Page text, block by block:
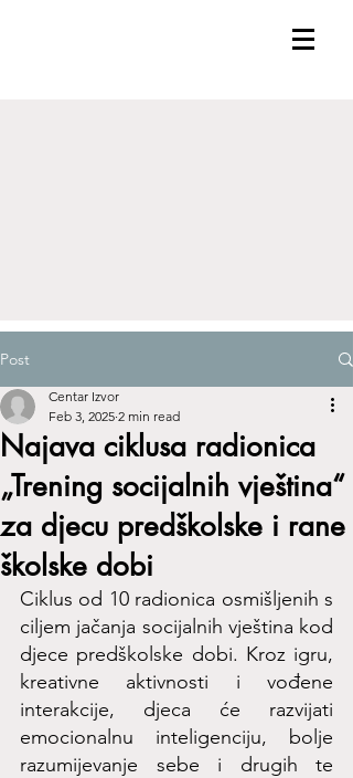
Post
Najava ciklusa radionica
„Trening socijalnih vještina“
za djecu predškolske i rane
školske dobi
Centar Izvor
Feb 3, 2025 2 min read
Ciklus od 10 radionica osmišljenih s
ciljem jačanja socijalnih vještina kod
djece predškolske dobi. Kroz igru,
kreativne aktivnosti i vođene
interakcije, djeca će razvijati
emocionalnu inteligenciju, bolje
razumijevanje sebe i drugih te